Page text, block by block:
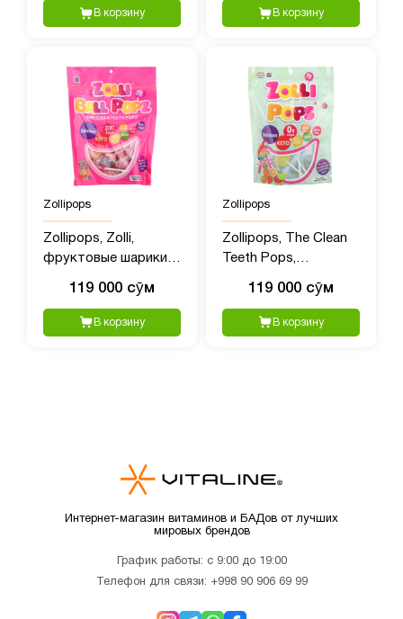
воздухаВ корзину В корзину
Zollipops
Zollipops, Zolli,
фруктовые шарики,
119 000 сӯм
В корзину
Zollipops
Zollipops, The Clean
Teeth Pops,
фрукты, 147 гр (5,2
унции)
119 000 сӯм
В корзину
Интернет-магазин витаминов и БАДов от лучших
мировых брендов
График работы: с 9:00 до 19:00
Телефон для связи: +998 90 906 69 99